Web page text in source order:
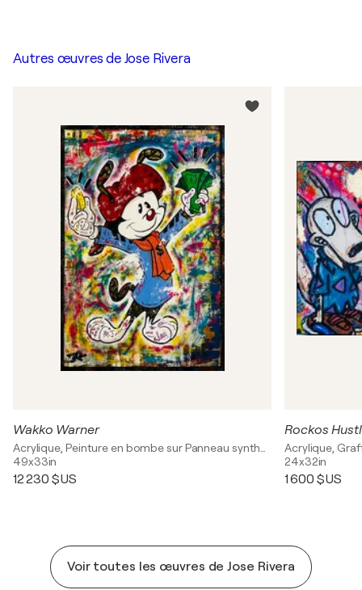
Autres œuvres de Jose Rivera
Wakko Warner
49x33in
12 230 $US
Rockos
Acrylique,
24x32in
1 600 $US
Voir toutes les œuvres de Jose Rivera